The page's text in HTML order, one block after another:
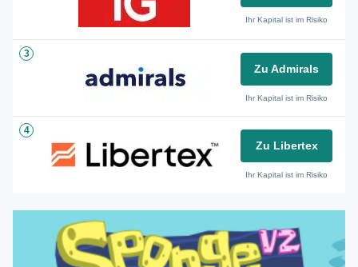
Ihr Kapital ist im Risiko
3
Zu Admirals
Ihr Kapital ist im Risiko
4
Zu Libertex
Ihr Kapital ist im Risiko